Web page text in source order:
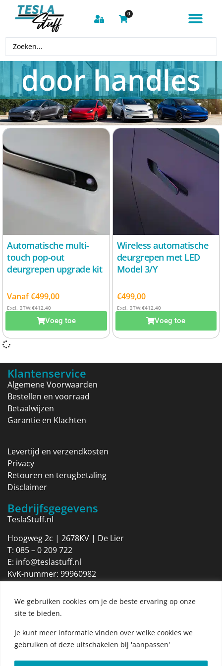
We gebruiken cookies om je de beste ervaring op onze
site te bieden.
Je kunt meer informatie vinden over welke cookies we
gebruiken of deze uitschakelen bij 'aanpassen'
0
door handles
Automatische multi-
touch pop-out
deurgrepen upgrade kit
Vanaf€499,00
Excl. BTW:€412,40
Voeg toe
Wireless automatische
deurgrepen met LED
Model 3/Y
€499,00
Excl. BTW:€412,40
Voeg toe
Klantenservice
Algemene Voorwaarden
Bestellen en voorraad
Betaalwijzen
Garantie en Klachten
Levertijd en verzendkosten
Privacy
Retouren en terugbetaling
Disclaimer
Bedrijfsgegevens
TeslaStuff.nl
Hoogweg 2c | 2678KV | De Lier
T: 085 – 0 209 722
E: info@teslastuff.nl
KvK-nummer: 99960982
Openingstijden
Maandag 09:00 tot 17:30
Dinsdag 09:00 tot 17:30
Woensdag 09:00 tot 17:30